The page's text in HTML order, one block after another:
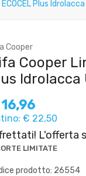
Plus
Cooper
Cooper
16,96
€ 22,50
L'offerta
LIMITATE
prodotto: 26554